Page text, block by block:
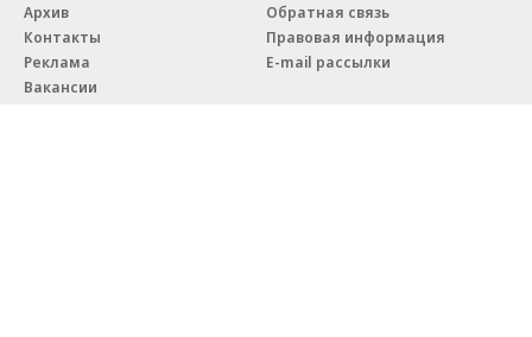
Архив
Контакты
Реклама
Вакансии
Обратная связь
Правовая информация
E-mail рассылки